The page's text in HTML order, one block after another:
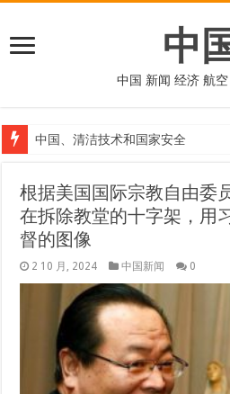
中
中国 新闻 经济 航
中国、清洁技术和国家安全
根据美国国际宗教自由委
在拆除教堂的十字架，用
督的图像
2 10 月, 2024 中国新闻 0